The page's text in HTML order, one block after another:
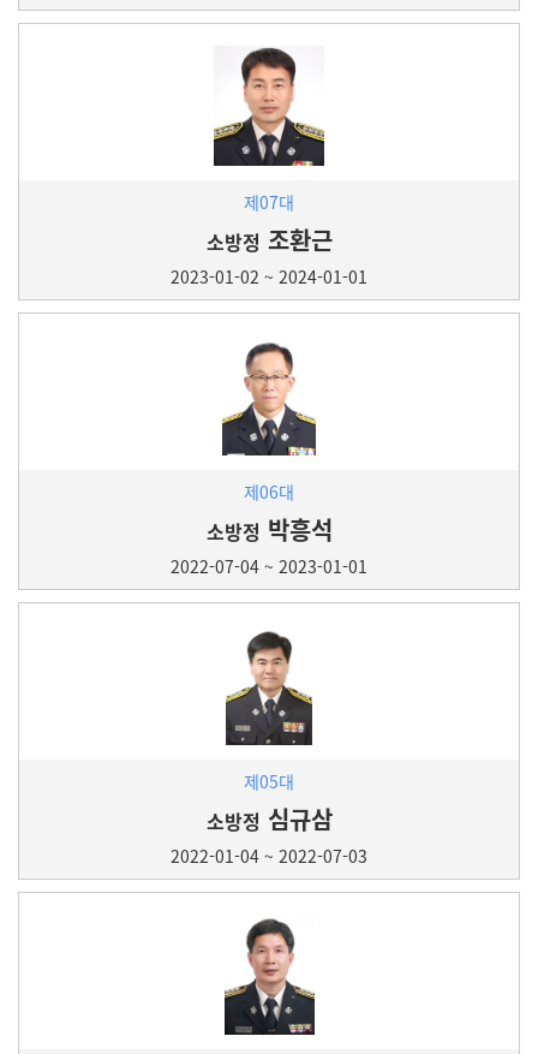
제07대
소방정 조환근
2023-01-02 ~ 2024-01-01
제06대
소방정 박흥석
2022-07-04 ~ 2023-01-01
제05대
소방정 심규삼
2022-01-04 ~ 2022-07-03